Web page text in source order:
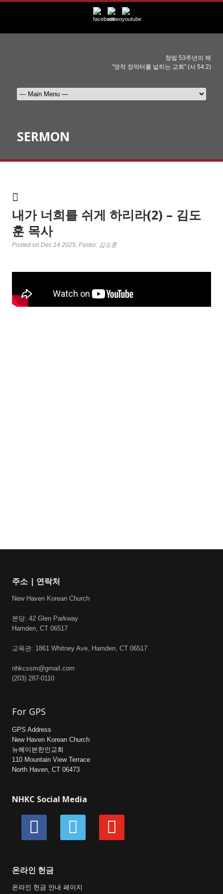
창립 53주년의 해
"영적 장막터를 넓히는 교회" (사 54:2)
SERMON
내가 너희를 쉬게 하리라(2) – 김도
훈 목사
Posted on Dec 14 2025, Pastor: 김도훈
주소 | 연락처
New Haven Korean Church
본당: 42 Glen Parkway
Hamden, CT 06517
교육관: 1861 Whitney Ave, Hamden, CT 06517
nhkcssm@gmail.com
(203) 287-0110
For GPS
GPS Address
New Haven Korean Church
뉴헤이븐한인교회
110 Mountain View Terrace
North Haven, CT 06473
NHKC Social Media
facebook vimeo youtube
온라인 헌금
온라인 헌금 안내 페이지